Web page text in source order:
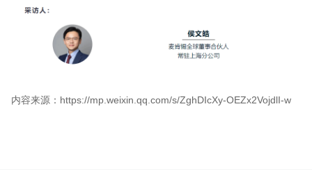
内容来源：https://mp.weixin.qq.com/s/ZghDIcXy-OEZx2VojdlI-w